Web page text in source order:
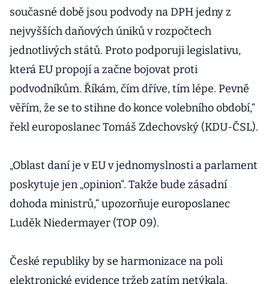
současné době jsou podvody na DPH jedny z
nejvyšších daňových úniků v rozpočtech
jednotlivých států. Proto podporuji legislativu,
která EU propojí a začne bojovat proti
podvodníkům. Říkám, čím dříve, tím lépe. Pevně
věřím, že se to stihne do konce volebního období,“
řekl europoslanec Tomáš Zdechovský (KDU-ČSL).
„Oblast daní je v EU v jednomyslnosti a parlament
poskytuje jen „opinion“. Takže bude zásadní
dohoda ministrů,“ upozorňuje europoslanec
Luděk Niedermayer (TOP 09).
České republiky by se harmonizace na poli
elektronické evidence tržeb zatím netýkala,